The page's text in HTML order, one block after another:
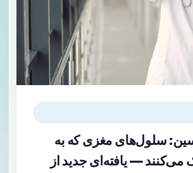
سلول‌های مغزی که به
— یافته‌ای جدید از